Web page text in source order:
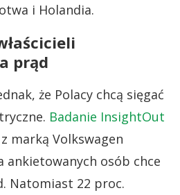
i Holandia.
prąd
że Polacy chcą sięgać
Badanie InsightOut
marką Volkswagen
ankietowanych osób chce
Natomiast 22 proc.